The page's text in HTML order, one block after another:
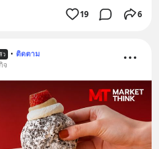
19 6
ว • ติดตาม
จ